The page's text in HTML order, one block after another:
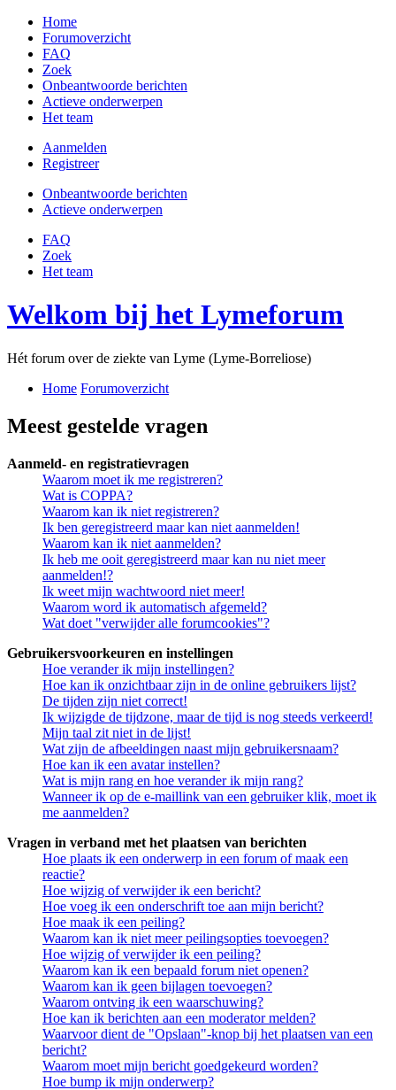
Home
Forumoverzicht
FAQ
Zoek
Onbeantwoorde berichten
Actieve onderwerpen
Het team
Aanmelden
Registreer
Onbeantwoorde berichten
Actieve onderwerpen
FAQ
Zoek
Het team
Welkom bij het Lymeforum
Hét forum over de ziekte van Lyme (Lyme-Borreliose)
Home Forumoverzicht
Meest gestelde vragen
Aanmeld- en registratievragen
Waarom moet ik me registreren?
Wat is COPPA?
Waarom kan ik niet registreren?
Ik ben geregistreerd maar kan niet aanmelden!
Waarom kan ik niet aanmelden?
Ik heb me ooit geregistreerd maar kan nu niet meer
aanmelden!?
Ik weet mijn wachtwoord niet meer!
Waarom word ik automatisch afgemeld?
Wat doet "verwijder alle forumcookies"?
Gebruikersvoorkeuren en instellingen
Hoe verander ik mijn instellingen?
Hoe kan ik onzichtbaar zijn in de online gebruikers lijst?
De tijden zijn niet correct!
Ik wijzigde de tijdzone, maar de tijd is nog steeds verkeerd!
Mijn taal zit niet in de lijst!
Wat zijn de afbeeldingen naast mijn gebruikersnaam?
Hoe kan ik een avatar instellen?
Wat is mijn rang en hoe verander ik mijn rang?
Wanneer ik op de e-maillink van een gebruiker klik, moet ik
me aanmelden?
Vragen in verband met het plaatsen van berichten
Hoe plaats ik een onderwerp in een forum of maak een
reactie?
Hoe wijzig of verwijder ik een bericht?
Hoe voeg ik een onderschrift toe aan mijn bericht?
Hoe maak ik een peiling?
Waarom kan ik niet meer peilingsopties toevoegen?
Hoe wijzig of verwijder ik een peiling?
Waarom kan ik een bepaald forum niet openen?
Waarom kan ik geen bijlagen toevoegen?
Waarom ontving ik een waarschuwing?
Hoe kan ik berichten aan een moderator melden?
Waarvoor dient de "Opslaan"-knop bij het plaatsen van een
bericht?
Waarom moet mijn bericht goedgekeurd worden?
Hoe bump ik mijn onderwerp?